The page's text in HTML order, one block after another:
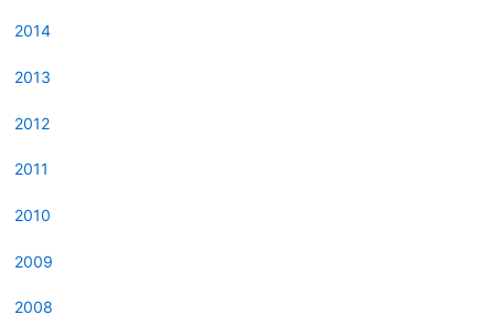
2014
2013
2012
2011
2010
2009
2008